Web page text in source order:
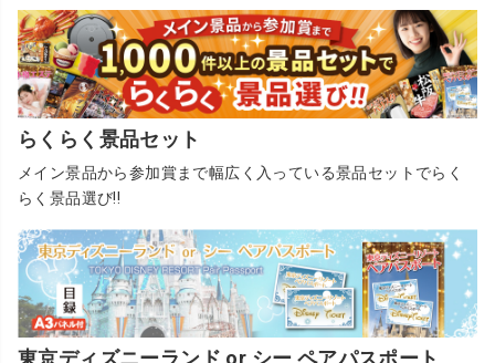
らくらく景品セット
メイン景品から参加賞まで幅広く入っている景品セットでらく
らく景品選び!!
東京ディズニーランド or シー ペアパスポート